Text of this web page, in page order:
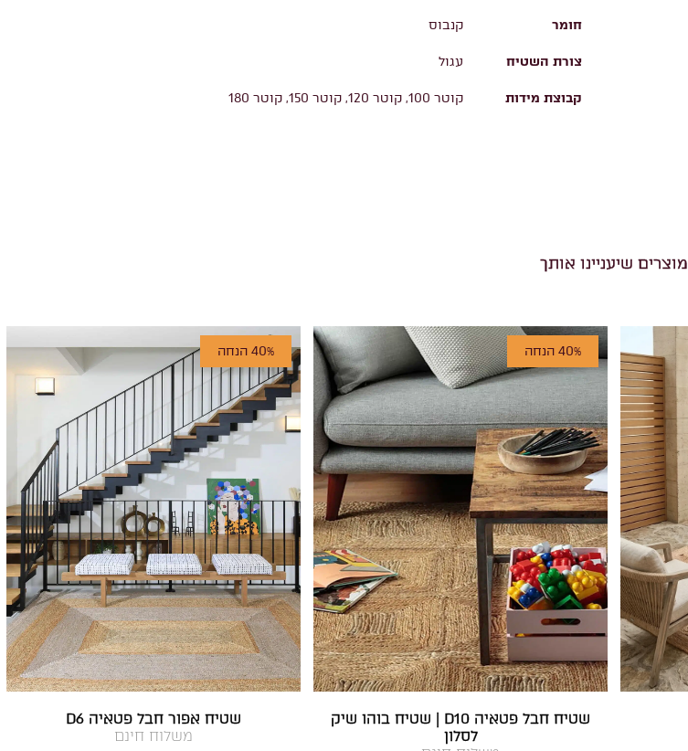
חומר קנבוס
צורת השטיח עגול
קבוצת מידות קוטר 100, קוטר 120, קוטר 150, קוטר 180
מוצרים שיעניינו אותך
40% הנחה
שטיח חבל פטאיה D10 | שטיח בוהו שיק
לסלון
40% הנחה
שטיח אפור חבל פטאיה D6
משלוח חינם